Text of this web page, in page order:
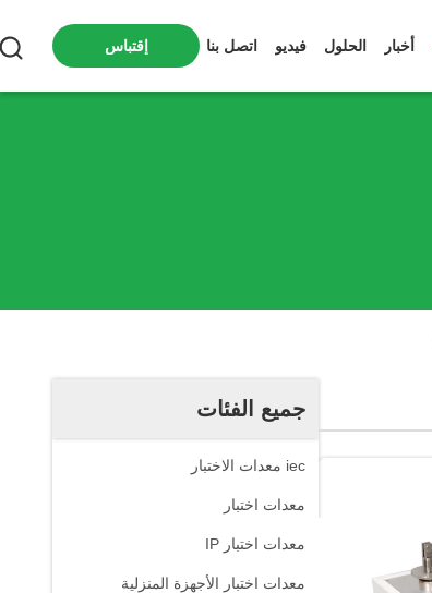
أخبار الحلول فيديو اتصل بنا إقتباس
جميع الفئات
iec معدات الاختبار
معدات اختبار
معدات اختبار IP
معدات اختبار الأجهزة المنزلية